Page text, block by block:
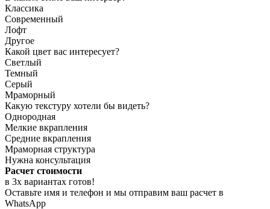
Классика
Современный
Лофт
Другое
Какой цвет вас интересует?
Светлый
Темный
Серый
Мраморный
Какую текстуру хотели бы видеть?
Однородная
Мелкие вкрапления
Средние вкрапления
Мраморная структура
Нужна консультация
Расчет стоимости
в 3х вариантах готов!
Оставьте имя и телефон и мы отправим ваш расчет в
WhatsApp